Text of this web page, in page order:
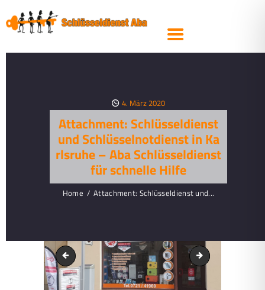
4. März 2020
Attachment: Schlüsseldienst
und Schlüsselnotdienst in Ka
rlsruhe – Aba Schlüsseldienst
für schnelle Hilfe
Home Attachment: Schlüsseldienst und...
SCHLIESSANLAGEN
SICHERHEITSTECHNIK
TRESORE
STEMPEL
PRODUKTE
SERVICE
ÜBER UNS
Schlüsseldienst und Schlüsselnotdienst in Karlsruhe –
Schlüsseldienst